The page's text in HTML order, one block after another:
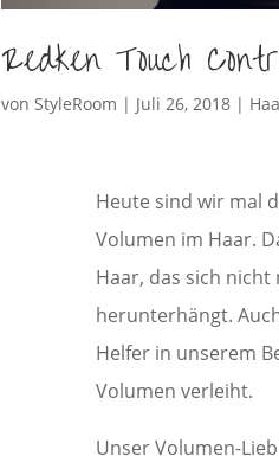
Redken Touch
von StyleRoom | Juli 26, 2018 |
Heute sind wir mal
Volumen im Haar.
Haar, das sich
herunterhängt.
Helfer in unserem
Volumen verleiht.
Unser Volumen-